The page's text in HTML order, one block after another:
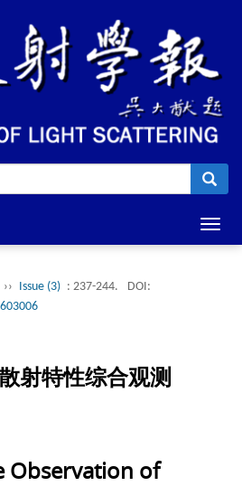
›› Issue (3) : 237-244.
DOI:
射特性综合观测
Observation of